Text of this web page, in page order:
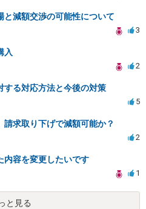
と減額交渉の可能性について
3
入
2
する対応方法と今後の対策
5
求取り下げで減額可能か？
2
内容を変更したいです
1
と見る